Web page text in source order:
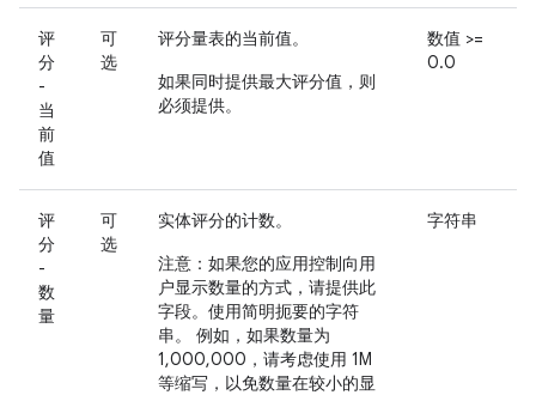
评
分
-
当
前
值
可
选
评分量表的当前值。
如果同时提供最大评分值，则
必须提供。
数值 >=
0.0
评
分
-
数
量
可
选
实体评分的计数。
注意 ：如果您的应用控制向用
户显示数量的方式，请提供此
字段。使用简明扼要的字符
串。 例如，如果数量为
1,000,000，请考虑使用 1M
等缩写，以免数量在较小的显
字符串